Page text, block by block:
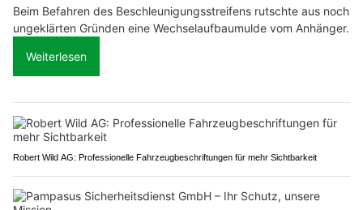
Beim Befahren des Beschleunigungsstreifens rutschte aus noch
ungeklärten Gründen eine Wechselaufbaumulde vom Anhänger.
Weiterlesen
Robert Wild AG: Professionelle Fahrzeugbeschriftungen für mehr Sichtbarkeit